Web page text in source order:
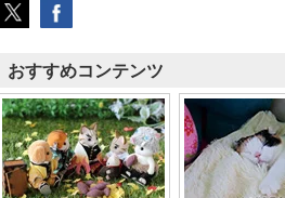
おすすめコンテンツ